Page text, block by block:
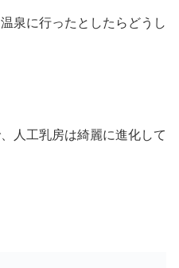
泉に行ったとしたらどうし
人工乳房は綺麗に進化して